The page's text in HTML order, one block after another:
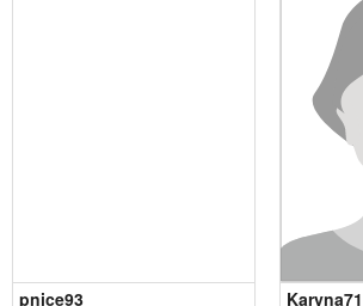
pnice93
Karyna71